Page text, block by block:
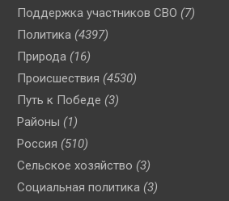
Поддержка участников СВО (7)
Политика (4397)
Природа (16)
Происшествия (4530)
Путь к Победе (3)
Районы (1)
Россия (510)
Сельское хозяйство (3)
Социальная политика (3)